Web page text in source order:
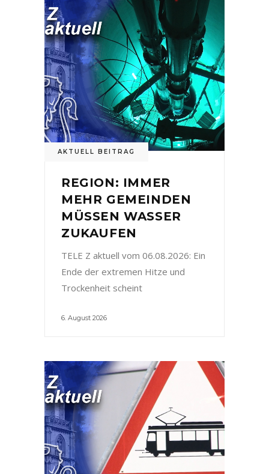
AKTUELL BEITRAG
REGION: IMMER
MEHR GEMEINDEN
MÜSSEN WASSER
ZUKAUFEN
TELE Z aktuell vom 06.08.2026: Ein
Ende der extremen Hitze und
Trockenheit scheint
6. August 2026